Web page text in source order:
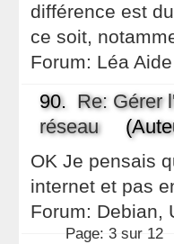
différence est
ce soit,
Forum: Léa Aide
90. Re: Gérer
réseau
OK Je pensais
internet et pas
Forum: Debian,
Page: 3 sur 12